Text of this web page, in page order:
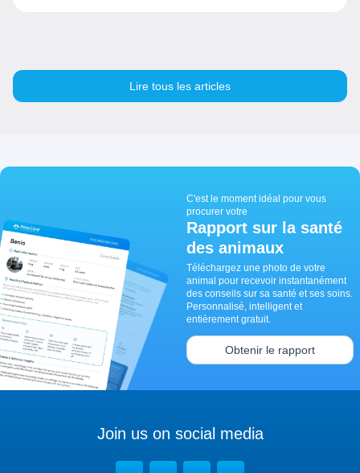
Lire tous les articles
C'est le moment idéal pour vous
procurer votre
Rapport sur la santé
des animaux
Téléchargez une photo de votre
animal pour recevoir instantanément
des conseils sur sa santé et ses soins.
Personnalisé, intelligent et
entièrement gratuit.
Obtenir le rapport
Join us on social media